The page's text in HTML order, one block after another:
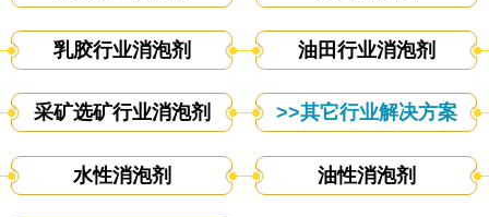
乳胶行业消泡剂 油田行业消泡剂
采矿选矿行业消泡剂 >>其它行业解决方案
水性消泡剂 油性消泡剂